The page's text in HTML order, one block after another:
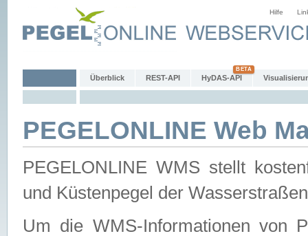
Hilfe
Überblick REST-API HyDAS-API
PEGELONLINE Web
PEGELONLINE WMS stellt
und Küstenpegel der
Um die WMS-Informationen von